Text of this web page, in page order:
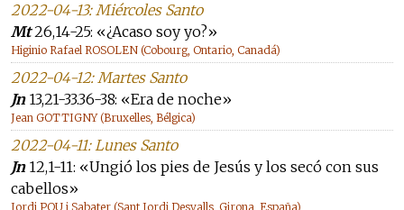
2022-04-13: Miércoles Santo
Mt26,14-25: «¿Acaso soy yo?»
Higinio Rafael ROSOLEN (Cobourg, Ontario, Canadá)
2022-04-12: Martes Santo
Jn13,21-33.36-38: «Era de noche»
Jean GOTTIGNY (Bruxelles, Bélgica)
2022-04-11: Lunes Santo
Jn12,1-11: «Ungió los pies de Jesús y los secó con sus
cabellos»
Jordi POU i Sabater (Sant Jordi Desvalls, Girona, España)